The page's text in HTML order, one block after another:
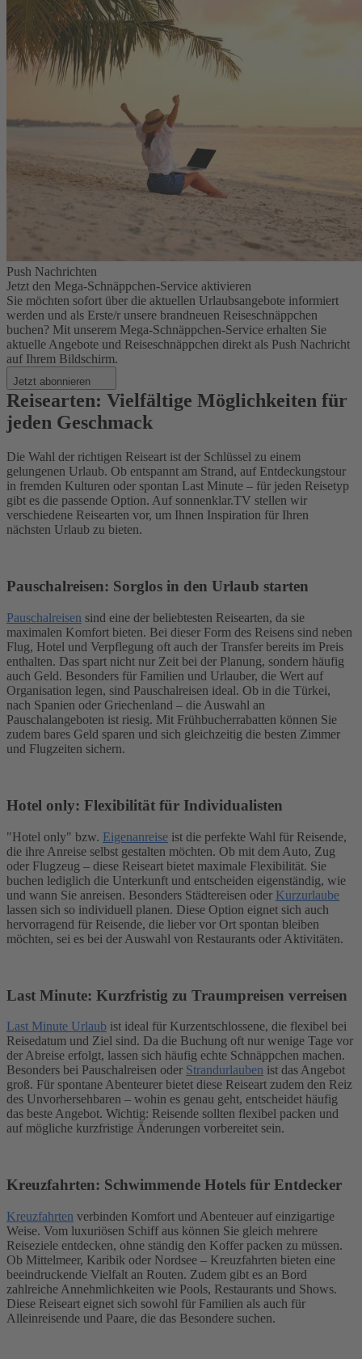
Push Nachrichten
Jetzt den Mega-Schnäppchen-Service aktivieren
Sie möchten sofort über die aktuellen Urlaubsangebote informiert
werden und als Erste/r unsere brandneuen Reiseschnäppchen
buchen? Mit unserem Mega-Schnäppchen-Service erhalten Sie
aktuelle Angebote und Reiseschnäppchen direkt als Push Nachricht
auf Ihrem Bildschirm.
Jetzt abonnieren
Reisearten: Vielfältige Möglichkeiten für
jeden Geschmack
Die Wahl der richtigen Reiseart ist der Schlüssel zu einem
gelungenen Urlaub. Ob entspannt am Strand, auf Entdeckungstour
in fremden Kulturen oder spontan Last Minute – für jeden Reisetyp
gibt es die passende Option. Auf sonnenklar.TV stellen wir
verschiedene Reisearten vor, um Ihnen Inspiration für Ihren
nächsten Urlaub zu bieten.
Pauschalreisen: Sorglos in den Urlaub starten
Pauschalreisen sind eine der beliebtesten Reisearten, da sie
maximalen Komfort bieten. Bei dieser Form des Reisens sind neben
Flug, Hotel und Verpflegung oft auch der Transfer bereits im Preis
enthalten. Das spart nicht nur Zeit bei der Planung, sondern häufig
auch Geld. Besonders für Familien und Urlauber, die Wert auf
Organisation legen, sind Pauschalreisen ideal. Ob in die Türkei,
nach Spanien oder Griechenland – die Auswahl an
Pauschalangeboten ist riesig. Mit Frühbucherrabatten können Sie
zudem bares Geld sparen und sich gleichzeitig die besten Zimmer
und Flugzeiten sichern.
Hotel only: Flexibilität für Individualisten
"Hotel only" bzw. Eigenanreise ist die perfekte Wahl für Reisende,
die ihre Anreise selbst gestalten möchten. Ob mit dem Auto, Zug
oder Flugzeug – diese Reiseart bietet maximale Flexibilität. Sie
buchen lediglich die Unterkunft und entscheiden eigenständig, wie
und wann Sie anreisen. Besonders Städtereisen oder Kurzurlaube
lassen sich so individuell planen. Diese Option eignet sich auch
hervorragend für Reisende, die lieber vor Ort spontan bleiben
möchten, sei es bei der Auswahl von Restaurants oder Aktivitäten.
Last Minute: Kurzfristig zu Traumpreisen verreisen
Last Minute Urlaub ist ideal für Kurzentschlossene, die flexibel bei
Reisedatum und Ziel sind. Da die Buchung oft nur wenige Tage vor
der Abreise erfolgt, lassen sich häufig echte Schnäppchen machen.
Besonders bei Pauschalreisen oder Strandurlauben ist das Angebot
groß. Für spontane Abenteurer bietet diese Reiseart zudem den Reiz
des Unvorhersehbaren – wohin es genau geht, entscheidet häufig
das beste Angebot. Wichtig: Reisende sollten flexibel packen und
auf mögliche kurzfristige Änderungen vorbereitet sein.
Kreuzfahrten: Schwimmende Hotels für Entdecker
Kreuzfahrten verbinden Komfort und Abenteuer auf einzigartige
Weise. Vom luxuriösen Schiff aus können Sie gleich mehrere
Reiseziele entdecken, ohne ständig den Koffer packen zu müssen.
Ob Mittelmeer, Karibik oder Nordsee – Kreuzfahrten bieten eine
beeindruckende Vielfalt an Routen. Zudem gibt es an Bord
zahlreiche Annehmlichkeiten wie Pools, Restaurants und Shows.
Diese Reiseart eignet sich sowohl für Familien als auch für
Alleinreisende und Paare, die das Besondere suchen.